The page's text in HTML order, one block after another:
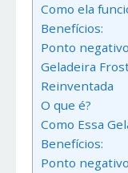
Como ela
Benefícios:
Ponto
Geladeira
Reinventada
O que é?
Como Essa
Benefícios:
Ponto